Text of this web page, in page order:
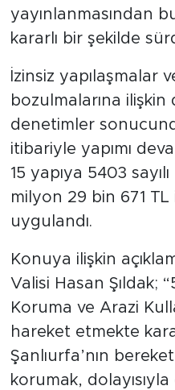
yayınlanmasından
kararlı bir şekilde
İzinsiz yapılaşmalar
bozulmalarına ilişkin
denetimler
itibariyle yapımı
15 yapıya 5403
milyon 29 bin 671 TL
uygulandı.
Konuya ilişkin
Valisi Hasan Şıldak;
Koruma ve Arazi
hareket etmekte
Şanlıurfa’nın
korumak,